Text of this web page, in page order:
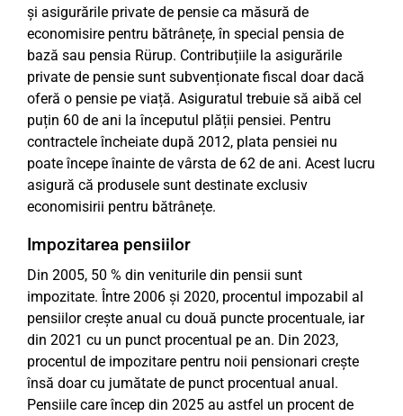
și asigurările private de pensie ca măsură de
economisire pentru bătrânețe, în special pensia de
bază sau pensia Rürup. Contribuțiile la asigurările
private de pensie sunt subvenționate fiscal doar dacă
oferă o pensie pe viață. Asiguratul trebuie să aibă cel
puțin 60 de ani la începutul plății pensiei. Pentru
contractele încheiate după 2012, plata pensiei nu
poate începe înainte de vârsta de 62 de ani. Acest lucru
asigură că produsele sunt destinate exclusiv
economisirii pentru bătrânețe.
Impozitarea pensiilor
Din 2005, 50 % din veniturile din pensii sunt
impozitate. Între 2006 și 2020, procentul impozabil al
pensiilor crește anual cu două puncte procentuale, iar
din 2021 cu un punct procentual pe an. Din 2023,
procentul de impozitare pentru noii pensionari crește
însă doar cu jumătate de punct procentual anual.
Pensiile care încep din 2025 au astfel un procent de